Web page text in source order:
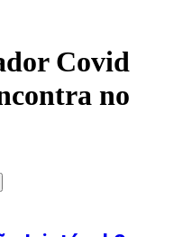
Covid
no